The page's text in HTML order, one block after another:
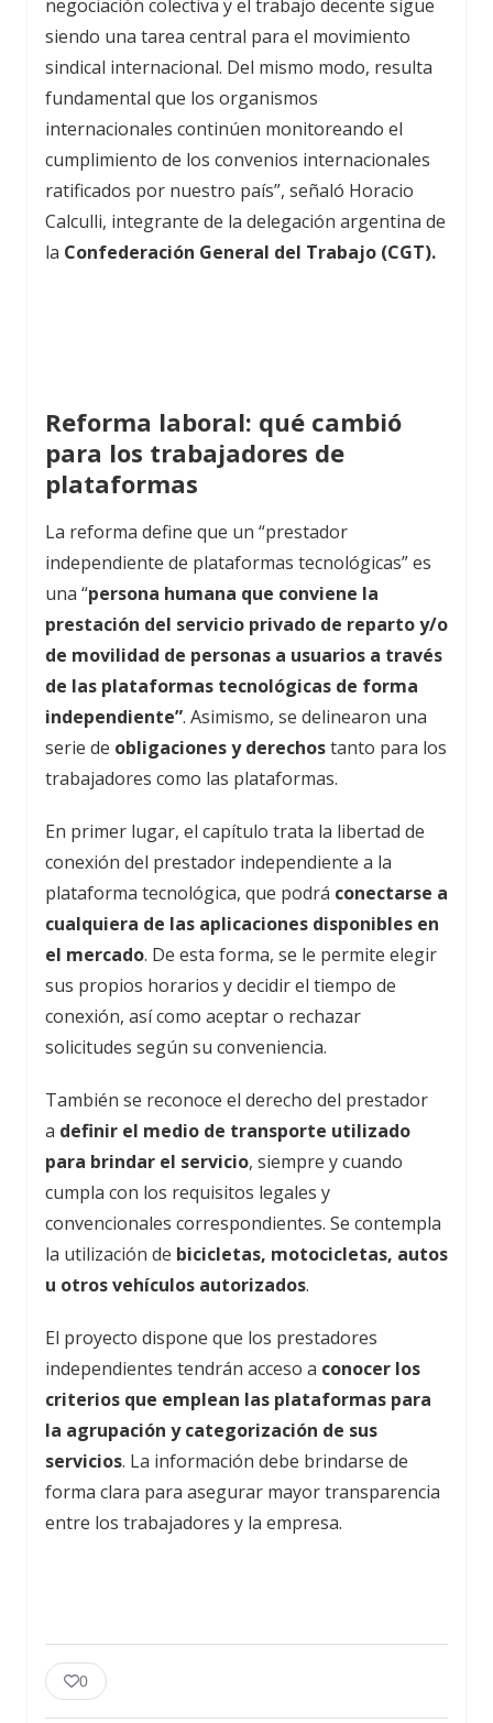
negociación colectiva y el trabajo decente sigue
siendo una tarea central para el movimiento
sindical internacional. Del mismo modo, resulta
fundamental que los organismos
internacionales continúen monitoreando el
cumplimiento de los convenios internacionales
ratificados por nuestro país”, señaló Horacio
Calculli, integrante de la delegación argentina de
la Confederación General del Trabajo (CGT).
Reforma laboral: qué cambió
para los trabajadores de
plataformas
La reforma define que un “prestador
independiente de plataformas tecnológicas” es
una “persona humana que conviene la
prestación del servicio privado de reparto y/o
de movilidad de personas a usuarios a través
de las plataformas tecnológicas de forma
independiente”. Asimismo, se delinearon una
serie de obligaciones y derechostanto para los
trabajadores como las plataformas.
En primer lugar, el capítulo trata la libertad de
conexión del prestador independiente a la
plataforma tecnológica, que podrá conectarse a
cualquiera de las aplicaciones disponibles en
el mercado. De esta forma, se le permite elegir
sus propios horarios y decidir el tiempo de
conexión, así como aceptar o rechazar
solicitudes según su conveniencia.
También se reconoce el derecho del prestador
a definir el medio de transporte utilizado
para brindar el servicio, siempre y cuando
cumpla con los requisitos legales y
convencionales correspondientes. Se contempla
la utilización de bicicletas, motocicletas, autos
u otros vehículos autorizados.
El proyecto dispone que los prestadores
independientes tendrán acceso a conocer los
criterios que emplean las plataformas para
la agrupación y categorización de sus
servicios. La información debe brindarse de
forma clara para asegurar mayor transparencia
entre los trabajadores y la empresa.
0